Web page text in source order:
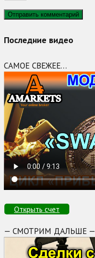
Последние видео
САМОЕ СВЕЖЕЕ…
Открыть счет
— СМОТРИМ ДАЛЬШЕ —